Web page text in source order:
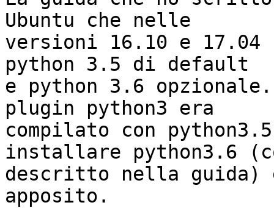
Ubuntu che nelle
versioni 16.10 e 17.04
python 3.5 di default
e python 3.6
plugin python3 era
compilato con
installare python3.6
descritto nella guida)
apposito.